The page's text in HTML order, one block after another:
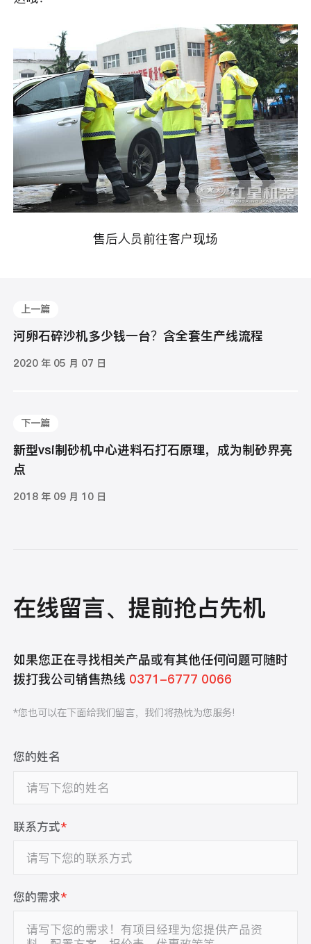
售后人员前往客户现场
上一篇
河卵石碎沙机多少钱一台？含全套生产线流程
2020 年 05 月 07 日
下一篇
新型vsi制砂机中心进料石打石原理，成为制砂界亮
点
2018 年 09 月 10 日
在线留言、提前抢占先机
如果您正在寻找相关产品或有其他任何问题可随时
拨打我公司销售热线 0371-6777 0066
*您也可以在下面给我们留言，我们将热忱为您服务!
您的姓名
联系方式*
您的需求*